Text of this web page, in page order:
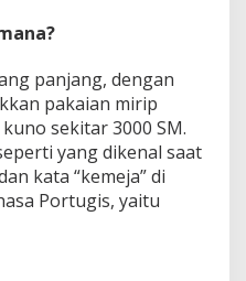
panjang, dengan
pakaian mirip
sekitar 3000 SM.
yang dikenal saat
kata “kemeja” di
Portugis, yaitu